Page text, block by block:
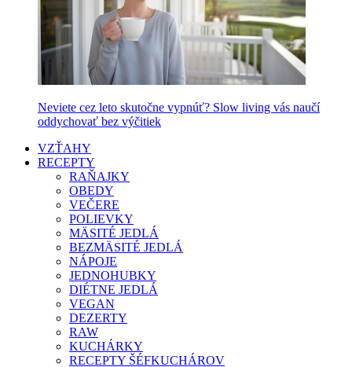
Neviete cez leto skutočne vypnúť? Slow living vás naučí
oddychovať bez výčitiek
VZŤAHY
RECEPTY
RAŇAJKY
OBEDY
VEČERE
POLIEVKY
MÄSITÉ JEDLÁ
BEZMÄSITÉ JEDLÁ
NÁPOJE
JEDNOHUBKY
DIÉTNE JEDLÁ
VEGAN
DEZERTY
RAW
KUCHÁRKY
RECEPTY ŠÉFKUCHÁROV